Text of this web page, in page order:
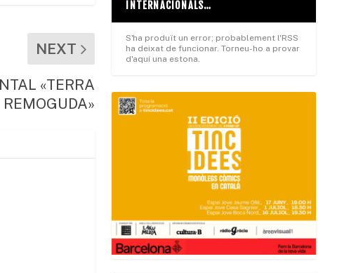
NEXT
«TERRA
REMOGUDA»
INTERNACIONALS…
S'ha produït un error; probablement l'RSS
ha deixat de funcionar. Torneu-ho a provar
d'aquí una estona.